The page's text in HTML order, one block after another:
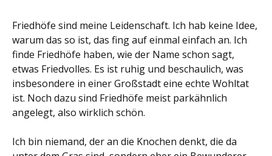
Friedhöfe sind meine Leidenschaft. Ich hab keine Idee,
warum das so ist, das fing auf einmal einfach an. Ich
finde Friedhöfe haben, wie der Name schon sagt,
etwas Friedvolles. Es ist ruhig und beschaulich, was
insbesondere in einer Großstadt eine echte Wohltat
ist. Noch dazu sind Friedhöfe meist parkähnlich
angelegt, also wirklich schön.
Ich bin niemand, der an die Knochen denkt, die da